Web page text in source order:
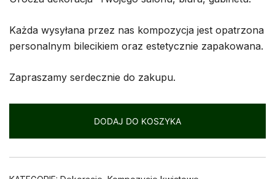
Każda wysyłana przez nas kompozycja jest opatrzona
personalnym bilecikiem oraz estetycznie zapakowana.
Zapraszamy serdecznie do zakupu.
DODAJ DO KOSZYKA